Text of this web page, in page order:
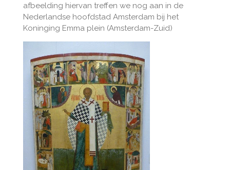
afbeelding hiervan treffen we nog aan in de
Nederlandse hoofdstad Amsterdam bij het
Koninging Emma plein (Amsterdam-Zuid)